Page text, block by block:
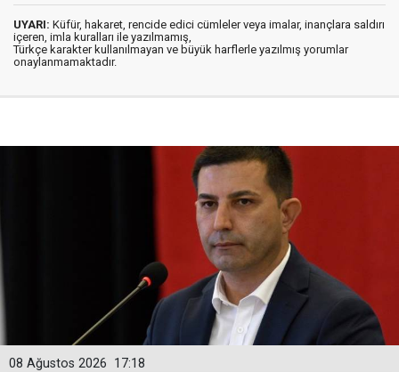
UYARI: Küfür, hakaret, rencide edici cümleler veya imalar, inançlara saldırı
içeren, imla kuralları ile yazılmamış,
Türkçe karakter kullanılmayan ve büyük harflerle yazılmış yorumlar
onaylanmamaktadır.
17:18
08 Ağustos 2026